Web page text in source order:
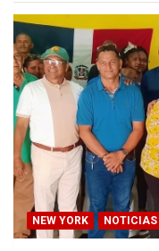
NEW YORK NOTICIAS